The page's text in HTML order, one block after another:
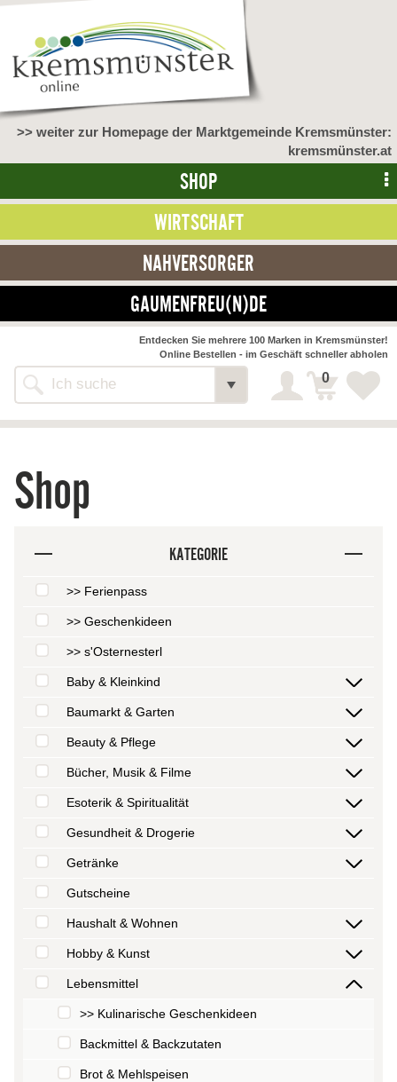
>> weiter zur Homepage der Marktgemeinde Kremsmünster:
kremsmünster.at
SHOP
WIRTSCHAFT
NAHVERSORGER
GAUMENFREU(N)DE
Shop
Entdecken Sie mehrere 100 Marken in Kremsmünster!
Online Bestellen - im Geschäft schneller abholen
0
Shop
KATEGORIE
>> Ferienpass
>> Geschenkideen
>> s'Osternesterl
Baby & Kleinkind
Baumarkt & Garten
Beauty & Pflege
Bücher, Musik & Filme
Esoterik & Spiritualität
Gesundheit & Drogerie
Getränke
Gutscheine
Haushalt & Wohnen
Hobby & Kunst
Lebensmittel
>> Kulinarische Geschenkideen
Backmittel & Backzutaten
Brot & Mehlspeisen